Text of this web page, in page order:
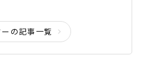
の記事一覧